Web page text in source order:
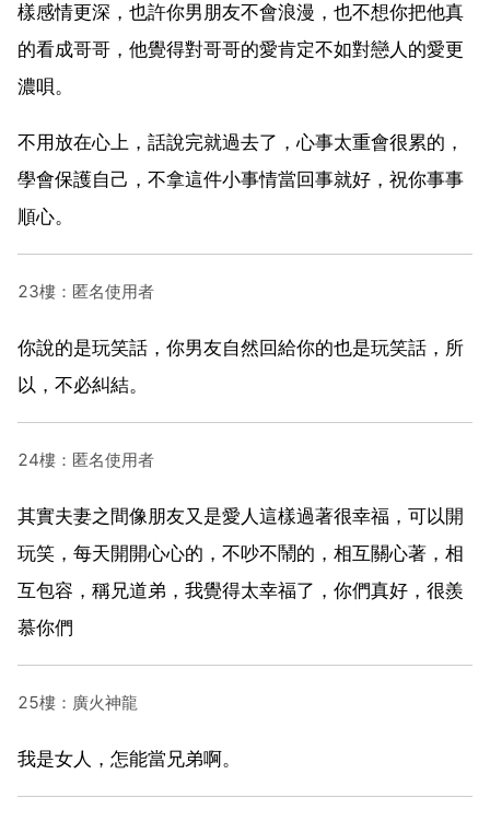
樣感情更深，也許你男朋友不會浪漫，也不想你把他真
的看成哥哥，他覺得對哥哥的愛肯定不如對戀人的愛更
濃唄。
不用放在心上，話說完就過去了，心事太重會很累的，
學會保護自己，不拿這件小事情當回事就好，祝你事事
順心。
23樓：匿名使用者
你說的是玩笑話，你男友自然回給你的也是玩笑話，所
以，不必糾結。
24樓：匿名使用者
其實夫妻之間像朋友又是愛人這樣過著很幸福，可以開
玩笑，每天開開心心的，不吵不鬧的，相互關心著，相
互包容，稱兄道弟，我覺得太幸福了，你們真好，很羨
慕你們
25樓：廣火神龍
我是女人，怎能當兄弟啊。